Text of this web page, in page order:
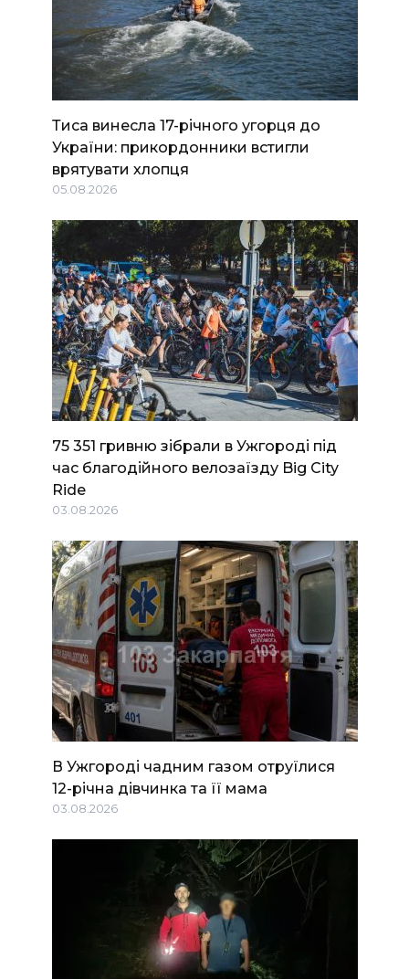
Тиса винесла 17-річного угорця до
України: прикордонники встигли
врятувати хлопця
05.08.2026
75 351 гривню зібрали в Ужгороді під
час благодійного велозаїзду Big Сity
Ride
03.08.2026
В Ужгороді чадним газом отруїлися
12-річна дівчинка та її мама
03.08.2026